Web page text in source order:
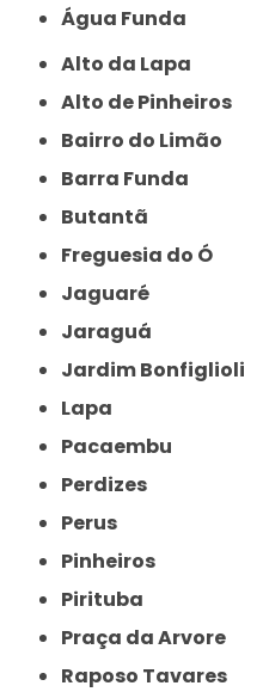
Água Funda
Alto da Lapa
Alto de Pinheiros
Bairro do Limão
Barra Funda
Butantã
Freguesia do Ó
Jaguaré
Jaraguá
Jardim Bonfiglioli
Lapa
Pacaembu
Perdizes
Perus
Pinheiros
Pirituba
Praça da Arvore
Raposo Tavares